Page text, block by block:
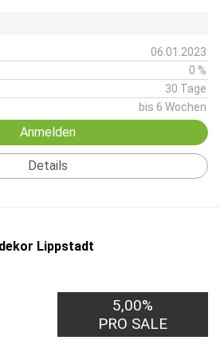
06.01.2023
0 %
30 Tage
bis 6 Wochen
Anmelden
Details
Lippstadt
5,00%
PRO SALE